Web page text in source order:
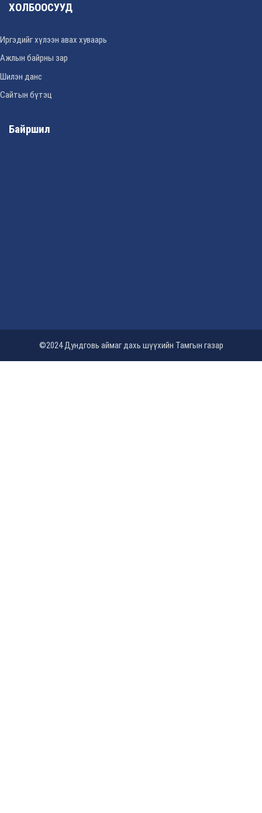
ХОЛБООСУУД
Иргэдийг хүлээн авах хуваарь
Ажлын байрны зар
Шилэн данс
Сайтын бүтэц
Байршил
©2024 Дундговь аймаг дахь шүүхийн Тамгын газар